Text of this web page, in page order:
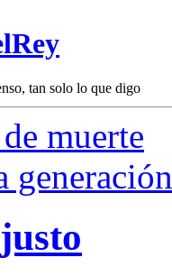
tan solo lo que digo
muerte
generación